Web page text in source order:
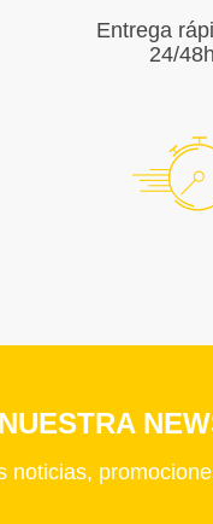
Entrega
24/48h
noticias,